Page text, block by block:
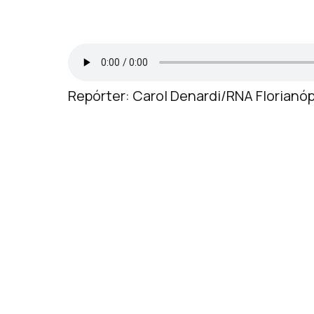
Repórter: Carol Denardi/RNA